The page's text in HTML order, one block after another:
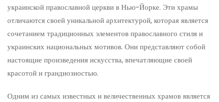
украинской православной церкви в Нью-Йорке. Эти храмы
отличаются своей уникальной архитектурой, которая является
сочетанием традиционных элементов православного стиля и
украинских национальных мотивов. Они представляют собой
настоящие произведения искусства, впечатляющие своей
красотой и грандиозностью.
Одним из самых известных и величественных храмов является